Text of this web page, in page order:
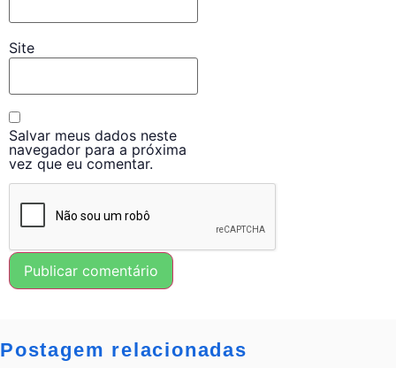
Site
Salvar meus dados neste
navegador para a próxima
vez que eu comentar.
Postagem relacionadas